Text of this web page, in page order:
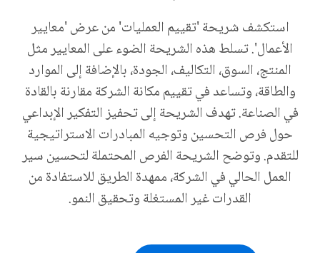
استكشف شريحة 'تقييم العمليات' من عرض 'معايير
الأعمال'. تسلط هذه الشريحة الضوء على المعايير مثل
المنتج، السوق، التكاليف، الجودة، بالإضافة إلى الموارد
والطاقة، وتساعد في تقييم مكانة الشركة مقارنة بالقادة
في الصناعة. تهدف الشريحة إلى تحفيز التفكير الإبداعي
حول فرص التحسين وتوجيه المبادرات الاستراتيجية
للتقدم. وتوضح الشريحة الفرص المحتملة لتحسين سير
العمل الحالي في الشركة، ممهدة الطريق للاستفادة من
القدرات غير المستغلة وتحقيق النمو.